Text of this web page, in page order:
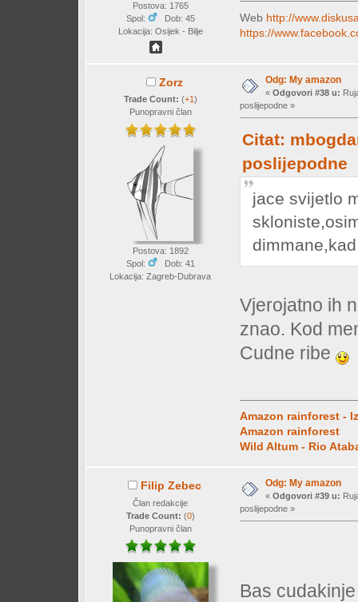
Postova: 1765
Spol:
Dob: 45
Lokacija: Osijek - Bilje
Web http://
https://
Zorz
Trade Count: (+1 )
Punopravni član
Postova: 1892
Spol:
Dob: 41
Lokacija: Zagreb-Dubrava
Odg: My amazon
« Odgovori #38 u:
poslijepodne »
Citat:
poslijepodne
jace svijetlo
Vjerojatno ih
znao. Kod
Cudne ribe
Amazon rainforest -
Amazon rainforest
Wild Altum - Rio
Filip Zebec
Član redakcije
Trade Count: (0)
Punopravni član
Odg: My amazon
« Odgovori #39 u:
poslijepodne »
Bas